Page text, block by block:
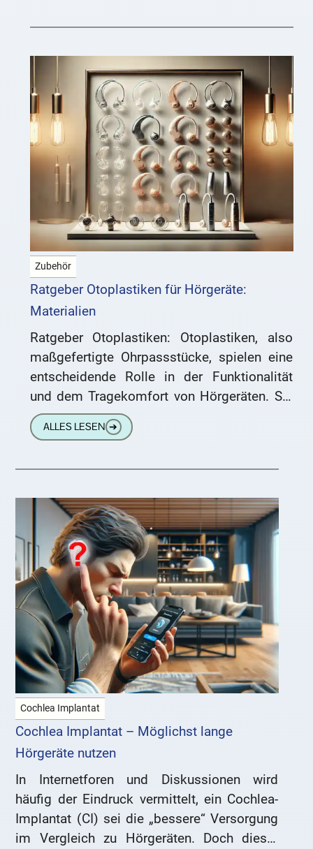
Zubehör
Ratgeber Otoplastiken für Hörgeräte:
Materialien
Ratgeber Otoplastiken: Otoplastiken, also
maßgefertigte Ohrpassstücke, spielen eine
entscheidende Rolle in der Funktionalität
und dem Tragekomfort von Hörgeräten. Sie
sorgen für eine optimale Klangübertragung,
fixieren das Hörgerät im Ohr und
ALLES LESEN ➔
Cochlea Implantat
Cochlea Implantat – Möglichst lange
Hörgeräte nutzen
In Internetforen und Diskussionen wird
häufig der Eindruck vermittelt, ein Cochlea-
Implantat (CI) sei die „bessere“ Versorgung
im Vergleich zu Hörgeräten. Doch dieser